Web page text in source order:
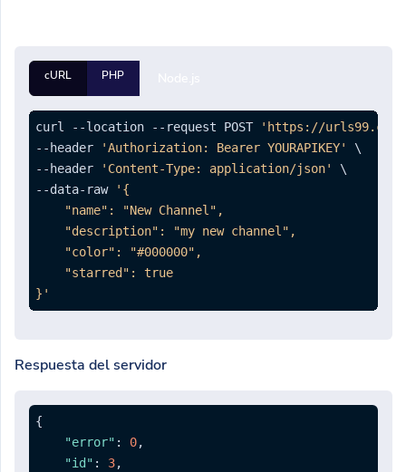
cURL PHP
curl --location --request POST
'https://
--header
'Authorization: Bearer YOURAPIKEY'
\
--header
'Content-Type: application/json'
\
--data-raw
'{
    "name": "New Channel",
    "description": "my new channel",
    "color": "#000000",
    "starred": true
}'
Respuesta del servidor
{
"error" : 0,
"id" : 3,